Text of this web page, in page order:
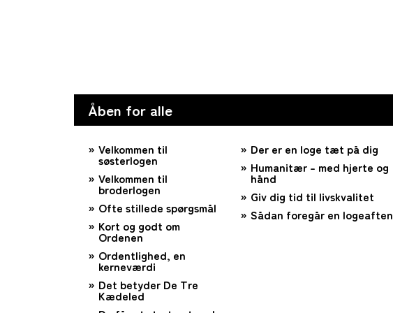
Åben for alle
Velkommen til
søsterlogen
Velkommen til
broderlogen
Ofte stillede spørgsmål
Kort og godt om
Ordenen
Ordentlighed, en
kerneværdi
Det betyder De Tre
Kædeled
Der er en loge tæt på dig
Humanitær – med hjerte og
hånd
Giv dig tid til livskvalitet
Sådan foregår en logeaften